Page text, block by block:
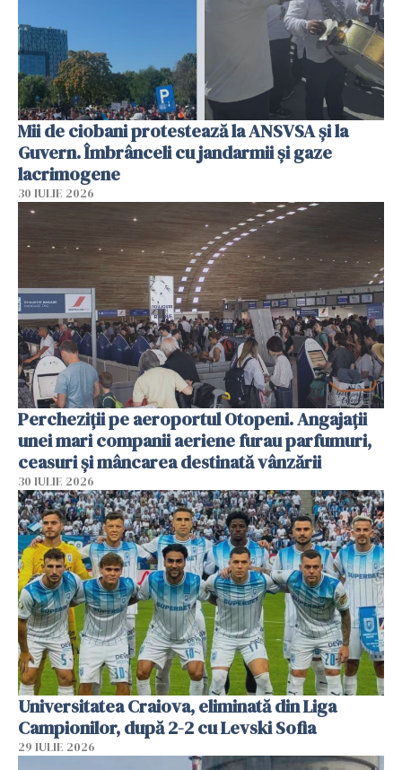
Mii de ciobani protestează la ANSVSA și la
Guvern. Îmbrânceli cu jandarmii și gaze
lacrimogene
30 IULIE 2026
Percheziții pe aeroportul Otopeni. Angajații
unei mari companii aeriene furau parfumuri,
ceasuri și mâncarea destinată vânzării
30 IULIE 2026
Universitatea Craiova, eliminată din Liga
Campionilor, după 2-2 cu Levski Sofia
29 IULIE 2026